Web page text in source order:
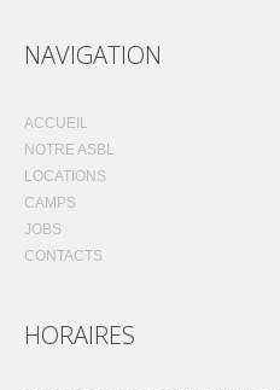
NAVIGATION
ACCUEIL
NOTRE ASBL
LOCATIONS
CAMPS
JOBS
CONTACTS
HORAIRES